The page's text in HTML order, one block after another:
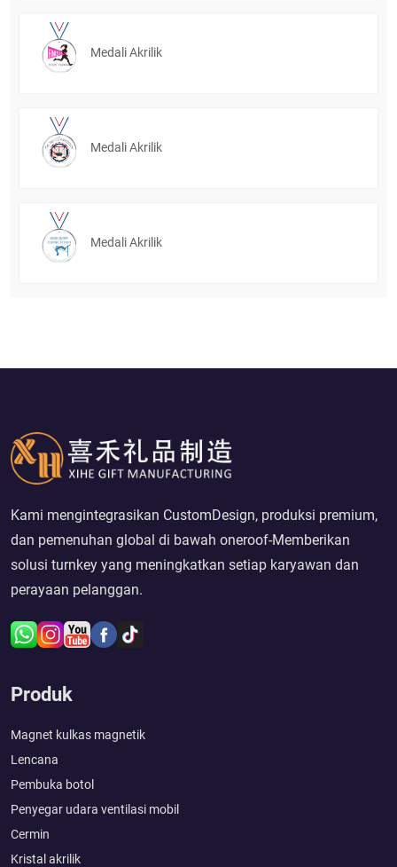
Medali Akrilik
Medali Akrilik
Medali Akrilik
Kami mengintegrasikan CustomDesign, produksi premium,
dan pemenuhan global di bawah oneroof-Memberikan
solusi turnkey yang meningkatkan setiap karyawan dan
perayaan pelanggan.
Produk
Magnet kulkas magnetik
Lencana
Pembuka botol
Penyegar udara ventilasi mobil
Cermin
Kristal akrilik